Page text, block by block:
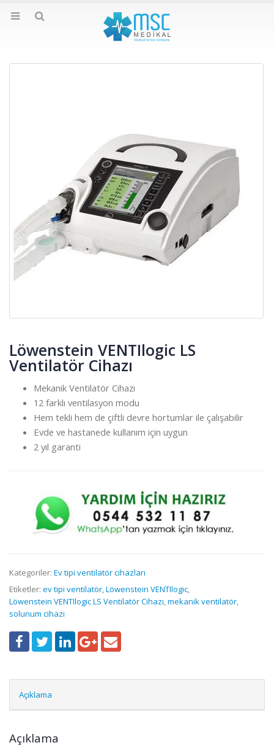
Löwenstein VENTIlogic LS
Ventilatör Cihazı
Mekanik Ventilatör Cihazı
12 farklı ventilasyon modu
Hem tekli hem de çiftli devre hortumlar ile çalışabilir
Evde ve hastanede kullanım için uygun
2 yıl garanti
Kategoriler: Ev tipi ventilatör cihazları
Etiketler: ev tipi ventilatör,Löwenstein VENTIlogic,
Löwenstein VENTIlogic LS Ventilatör Cihazı,mekanik ventilatör,
solunum cihazı
Açıklama
Açıklama